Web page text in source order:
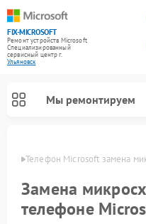
FIX-MICROSOFT
Ремонт устройств Microsoft
Специализированный
cервисный центр г.
Ульяновск
Мы ремонтируем
Телефон Microsoft замена
Замена
телефоне